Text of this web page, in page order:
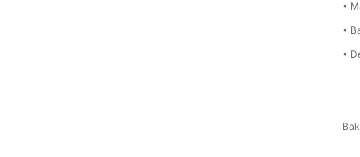
•
•
•